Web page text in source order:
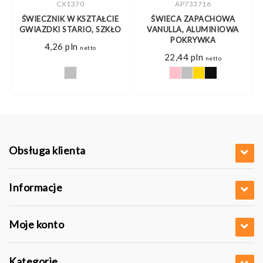
CX1370
ŚWIECZNIK W KSZTAŁCIE
GWIAZDKI STARIO, SZKŁO
4,26 pln netto
AP733716
ŚWIECA ZAPACHOWA
VANULLA, ALUMINIOWA
POKRYWKA
22,44 pln netto
Obsługa klienta
Informacje
Moje konto